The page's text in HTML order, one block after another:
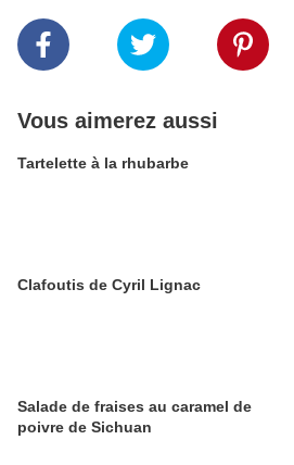
Vous aimerez aussi
Tartelette à la rhubarbe
Clafoutis de Cyril Lignac
Salade de fraises au caramel de
poivre de Sichuan